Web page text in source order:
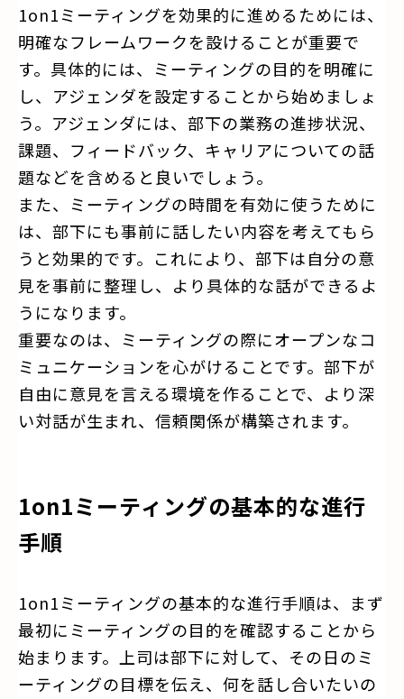
1on1ミーティングを効果的に進めるためには、
明確なフレームワークを設けることが重要で
す。具体的には、ミーティングの目的を明確に
し、アジェンダを設定することから始めましょ
う。アジェンダには、部下の業務の進捗状況、
課題、フィードバック、キャリアについての話
題などを含めると良いでしょう。
また、ミーティングの時間を有効に使うために
は、部下にも事前に話したい内容を考えてもら
うと効果的です。これにより、部下は自分の意
見を事前に整理し、より具体的な話ができるよ
うになります。
重要なのは、ミーティングの際にオープンなコ
ミュニケーションを心がけることです。部下が
自由に意見を言える環境を作ることで、より深
い対話が生まれ、信頼関係が構築されます。
1on1ミーティングの基本的な進行
手順
1on1ミーティングの基本的な進行手順は、まず
最初にミーティングの目的を確認することから
始まります。上司は部下に対して、その日のミ
ーティングの目標を伝え、何を話し合いたいの